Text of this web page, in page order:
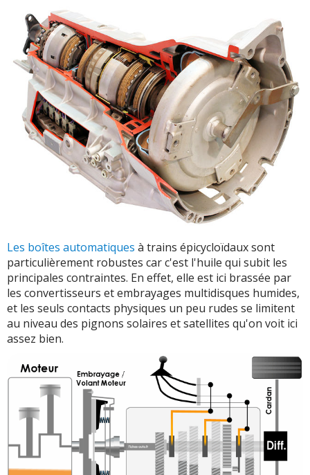
Les boîtes automatiques à trains épicycloïdaux sont
particulièrement robustes car c'est l'huile qui subit les
principales contraintes. En effet, elle est ici brassée par
les convertisseurs et embrayages multidisques humides,
et les seuls contacts physiques un peu rudes se limitent
au niveau des pignons solaires et satellites qu'on voit ici
assez bien.